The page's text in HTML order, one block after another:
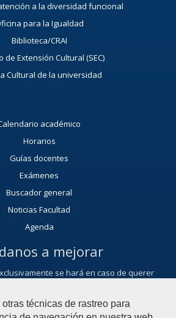
técnicas de rastreo para
a la diversidad funcional
para la Igualdad
Biblioteca/CRAI
de Extensión Cultural (SEC)
Cultural de la universidad
académico
Horarios
Guías docentes
Exámenes
Buscador general
Noticias Facultad
Agenda
a mejorar
se hará en caso de querer